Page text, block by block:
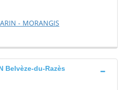
- MORANGIS
Belvèze-du-Razès